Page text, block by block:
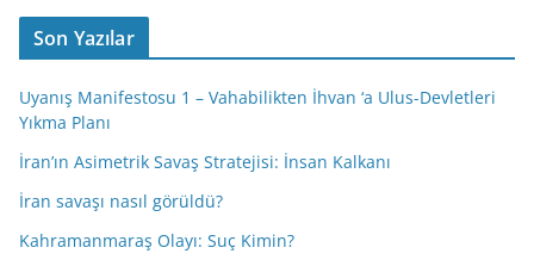
Son Yazılar
Uyanış Manifestosu 1 – Vahabilikten İhvan ‘a Ulus-Devletleri
Yıkma Planı
İran’ın Asimetrik Savaş Stratejisi: İnsan Kalkanı
İran savaşı nasıl görüldü?
Kahramanmaraş Olayı: Suç Kimin?